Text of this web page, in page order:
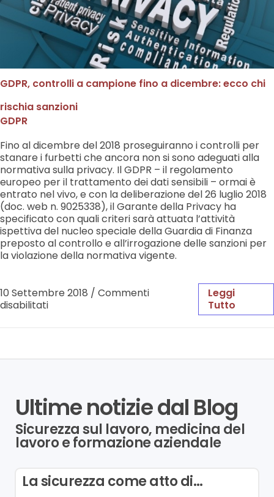
GDPR, controlli a campione fino a dicembre: ecco chi
rischia sanzioni
GDPR
Fino al dicembre del 2018 proseguiranno i controlli per
stanare i furbetti che ancora non si sono adeguati alla
normativa sulla privacy. Il GDPR – il regolamento
europeo per il trattamento dei dati sensibili – ormai è
entrato nel vivo, e con la deliberazione del 26 luglio 2018
(doc. web n. 9025338), il Garante della Privacy ha
specificato con quali criteri sarà attuata l’attività
ispettiva del nucleo speciale della Guardia di Finanza
preposto al controllo e all’irrogazione delle sanzioni per
la violazione della normativa vigente.
10 Settembre 2018 / Commenti
disabilitati
Leggi
Tutto
Ultime notizie dal Blog
Sicurezza sul lavoro, medicina del
lavoro e formazione aziendale
La sicurezza come atto di…